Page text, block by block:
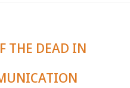
THE DEAD IN